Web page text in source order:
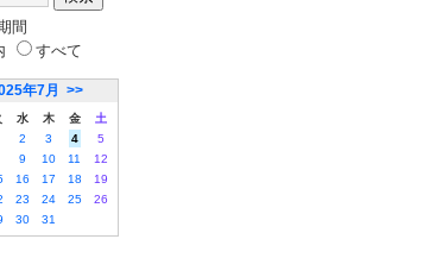
間
すべて
年7月 >>
水 木 金
土
2 3 4
5
9 10 11
12
16 17 18
19
23 24 25
26
30 31